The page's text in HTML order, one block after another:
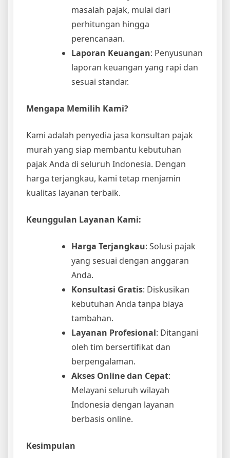
masalah pajak, mulai dari
perhitungan hingga
perencanaan.
Laporan Keuangan: Penyusunan
laporan keuangan yang rapi dan
sesuai standar.
Mengapa Memilih Kami?
Kami adalah penyedia jasa konsultan pajak
murah yang siap membantu kebutuhan
pajak Anda di seluruh Indonesia. Dengan
harga terjangkau, kami tetap menjamin
kualitas layanan terbaik.
Keunggulan Layanan Kami:
Harga Terjangkau: Solusi pajak
yang sesuai dengan anggaran
Anda.
Konsultasi Gratis: Diskusikan
kebutuhan Anda tanpa biaya
tambahan.
Layanan Profesional: Ditangani
oleh tim bersertifikat dan
berpengalaman.
Akses Online dan Cepat:
Melayani seluruh wilayah
Indonesia dengan layanan
berbasis online.
Kesimpulan